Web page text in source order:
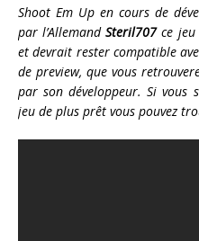
Shoot Em Up en cours de
par l’AllemandSteril707ce jeu
et devrait rester compatible
de preview, que vous
par son développeur. Si vous
jeu de plus prêt vous pouvez